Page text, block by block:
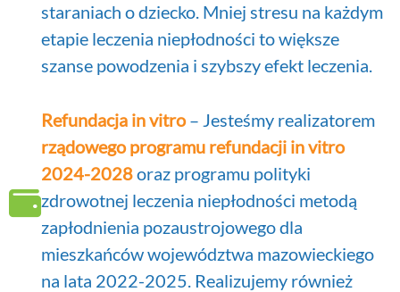
staraniach o dziecko. Mniej stresu na każdym
etapie leczenia niepłodności to większe
szanse powodzenia i szybszy efekt leczenia.
Refundacja in vitro– Jesteśmy realizatorem
rządowego programu refundacji in vitro
2024-2028oraz programu polityki
zdrowotnej leczenia niepłodności metodą
zapłodnienia pozaustrojowego dla
mieszkańców województwa mazowieckiego
na lata 2022-2025. Realizujemy również